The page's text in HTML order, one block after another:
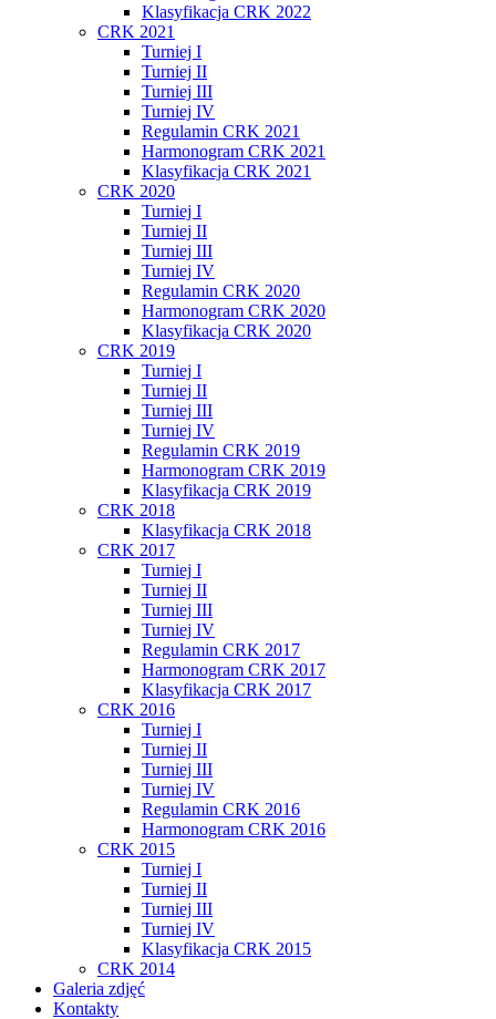
Klasyfikacja CRK 2022
CRK 2021
Turniej I
Turniej II
Turniej III
Turniej IV
Regulamin CRK 2021
Harmonogram CRK 2021
Klasyfikacja CRK 2021
CRK 2020
Turniej I
Turniej II
Turniej III
Turniej IV
Regulamin CRK 2020
Harmonogram CRK 2020
Klasyfikacja CRK 2020
CRK 2019
Turniej I
Turniej II
Turniej III
Turniej IV
Regulamin CRK 2019
Harmonogram CRK 2019
Klasyfikacja CRK 2019
CRK 2018
Klasyfikacja CRK 2018
CRK 2017
Turniej I
Turniej II
Turniej III
Turniej IV
Regulamin CRK 2017
Harmonogram CRK 2017
Klasyfikacja CRK 2017
CRK 2016
Turniej I
Turniej II
Turniej III
Turniej IV
Regulamin CRK 2016
Harmonogram CRK 2016
CRK 2015
Turniej I
Turniej II
Turniej III
Turniej IV
Klasyfikacja CRK 2015
CRK 2014
Galeria zdjęć
Kontakty